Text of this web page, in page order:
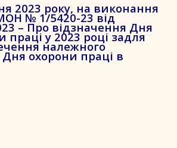
2023 року, на виконання
№ 1/5420-23 від
– Про відзначення Дня
праці у 2023 році задля
належного
охорони праці в